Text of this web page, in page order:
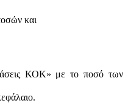
και
ΚΟΚ» με το ποσό των